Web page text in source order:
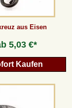
aus Eisen
5,03 €*
Kaufen